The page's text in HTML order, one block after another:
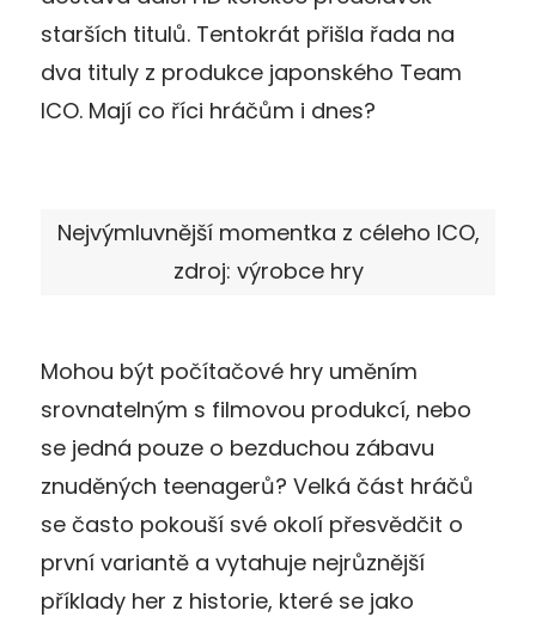
starších titulů. Tentokrát přišla řada na
dva tituly z produkce japonského Team
ICO. Mají co říci hráčům i dnes?
Nejvýmluvnější momentka z céleho ICO,
zdroj: výrobce hry
Mohou být počítačové hry uměním
srovnatelným s filmovou produkcí, nebo
se jedná pouze o bezduchou zábavu
znuděných teenagerů? Velká část hráčů
se často pokouší své okolí přesvědčit o
první variantě a vytahuje nejrůznější
příklady her z historie, které se jako